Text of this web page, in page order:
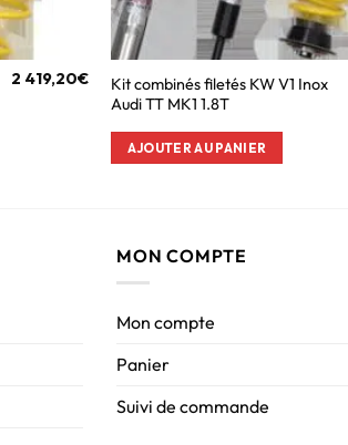
2 419,20€
Kit combinés filetés KW V1 Inox
Audi TT MK1 1.8T
AJOUTER AU PANIER
MON COMPTE
Mon compte
Panier
Suivi de commande